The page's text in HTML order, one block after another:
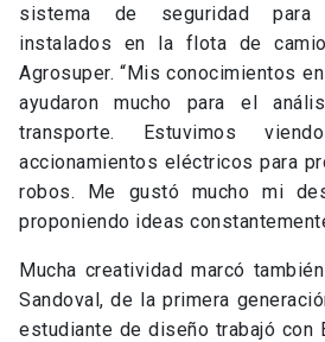
sistema de seguridad para
instalados en la flota de
Agrosuper. “Mis conocimientos
ayudaron mucho para el
transporte. Estuvimos
accionamientos eléctricos para
robos. Me gustó mucho mi
proponiendo ideas
Mucha creatividad marcó
Sandoval, de la primera
estudiante de diseño trabajó con